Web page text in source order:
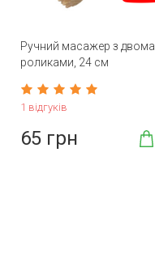
Ручний масажер з двома
роликами, 24 см
1 відгуків
65 грн